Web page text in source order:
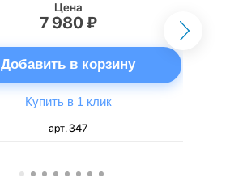
Цена
7 980 ₽
Добавить в корзину
Купить в 1 клик
арт. 347